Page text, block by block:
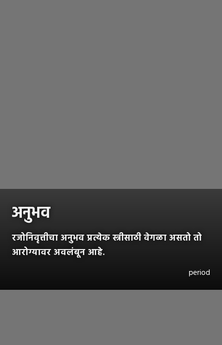
अनुभव
रजोनिवृत्तीचा अनुभव प्रत्येक स्त्रीसाठी वेगळा असतो तो
आरोग्यावर अवलंबून आहे.
period